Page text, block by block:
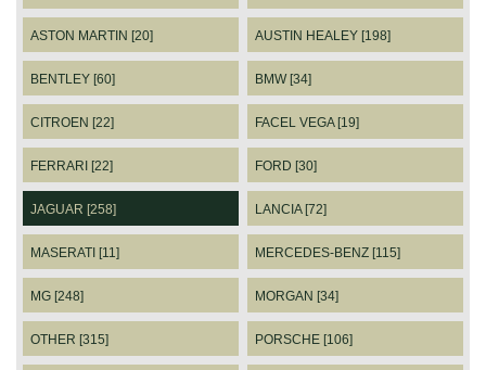
ASTON MARTIN [20] AUSTIN HEALEY [198]
BENTLEY [60] BMW [34]
CITROEN [22] FACEL VEGA [19]
FERRARI [22] FORD [30]
JAGUAR [258] LANCIA [72]
MASERATI [11] MERCEDES-BENZ [115]
MG [248] MORGAN [34]
OTHER [315] PORSCHE [106]